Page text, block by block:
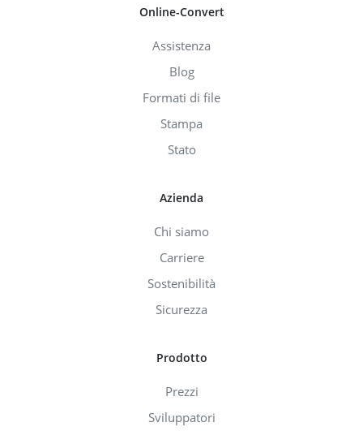
Online-Convert
Assistenza
Blog
Formati di file
Stampa
Stato
Azienda
Chi siamo
Carriere
Sostenibilità
Sicurezza
Prodotto
Prezzi
Sviluppatori